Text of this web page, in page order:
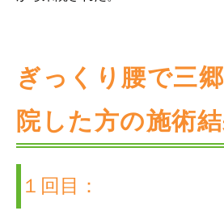
ぎっくり腰で三
院した方の施術
１回目：